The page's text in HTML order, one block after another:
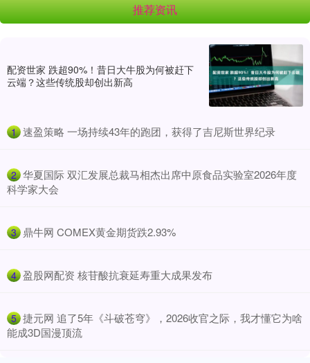
推荐资讯
配资世家 跌超90%！昔日大牛股为何被赶下
云端？这些传统股却创出新高
1 ​速盈策略 一场持续43年的跑团，获得了吉尼斯世界纪录
2 ​华夏国际 双汇发展总裁马相杰出席中原食品实验室2026年度
科学家大会
3 ​鼎牛网 COMEX黄金期货跌2.93%
4 ​盈股网配资 核苷酸抗衰延寿重大成果发布
5 ​捷元网 追了5年《斗破苍穹》，2026收官之际，我才懂它为啥
能成3D国漫顶流